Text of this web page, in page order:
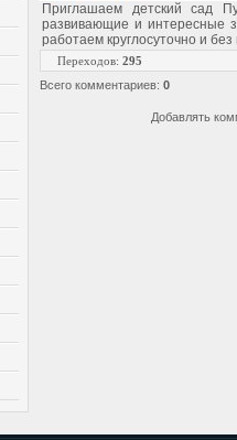
Приглашаем детский сад
развивающие и интересные
работаем круглосуточно и
Переходов: 295
Всего комментариев: 0
Добавлять